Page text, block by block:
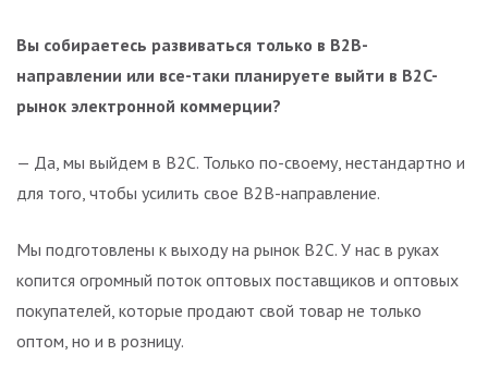
Вы собираетесь развиваться только в B2B-
направлении или все-таки планируете выйти в B2C-
рынок электронной коммерции?
— Да, мы выйдем в B2C. Только по-своему, нестандартно и
для того, чтобы усилить свое B2B-направление.
Мы подготовлены к выходу на рынок B2C. У нас в руках
копится огромный поток оптовых поставщиков и оптовых
покупателей, которые продают свой товар не только
оптом, но и в розницу.